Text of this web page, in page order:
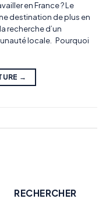
en France ? Le
destination de plus en
recherche d’un
locale. Pourquoi
→
RECHERCHER